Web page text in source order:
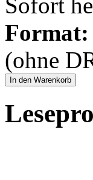
Sofort
Format:
(ohne
In den Warenkorb